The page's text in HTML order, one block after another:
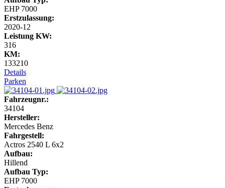
EHP 7000
Erstzulassung:
2020-12
Leistung KW:
316
KM:
133210
Details
Parken
Fahrzeugnr.:
34104
Hersteller:
Mercedes Benz
Fahrgestell:
Actros 2540 L 6x2
Aufbau:
Hillend
Aufbau Typ:
EHP 7000